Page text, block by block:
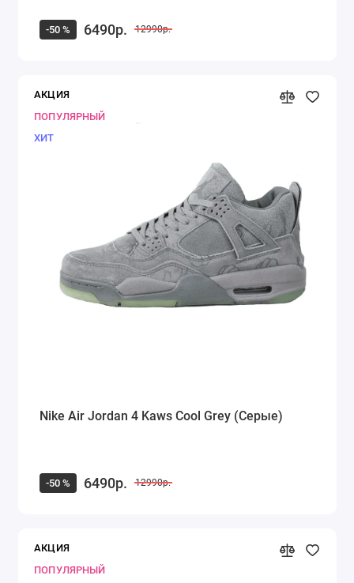
-50 % 6490р. 12990р.
АКЦИЯ
ПОПУЛЯРНЫЙ
ХИТ
Nike Air Jordan 4 Kaws Cool Grey (Серые)
-50 % 6490р. 12990р.
АКЦИЯ
ПОПУЛЯРНЫЙ